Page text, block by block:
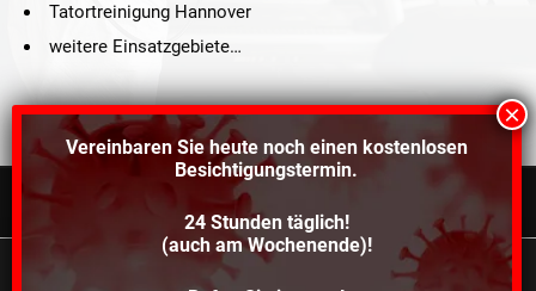
Tatortreinigung Hannover
weitere Einsatzgebiete…
©2021 Schröders Service Team Nord, All Rights Reserved.
Schroeder Service Team Nord
Vereinbaren Sie heute noch einen kostenlosen
Besichtigungstermin.
24 Stunden täglich!
(auch am Wochenende)!